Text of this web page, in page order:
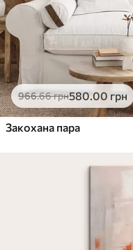
966.66грн580.00 грн
Закохана пара